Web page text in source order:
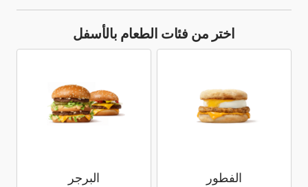
اختر من فئات الطعام بالأسفل
الفطور البرجر